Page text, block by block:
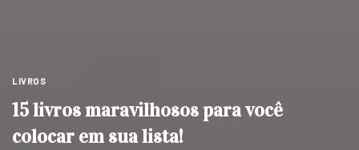
LIVROS
15 livros maravilhosos para você
colocar em sua lista!